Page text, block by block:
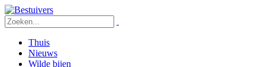
Thuis
Nieuws
Wilde bijen